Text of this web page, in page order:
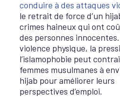
conduire à des attaques
le retrait de force d’un
crimes haineux qui ont
des personnes
violence physique, la
l’islamophobie peut
femmes musulmanes à
hijab pour améliorer leurs
perspectives d’emploi.